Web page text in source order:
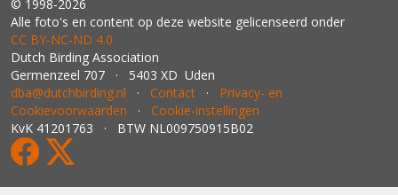
© 1998-2026
Alle foto's en content op deze website gelicenseerd onder
CC BY‑NC‑ND 4.0
Dutch Birding Association
Germenzeel 707 · 5403 XD Uden
dba@dutchbirding.nl · Contact · Privacy- en
Cookievoorwaarden · Cookie-instellingen
KvK 41201763 · BTW NL009750915B02